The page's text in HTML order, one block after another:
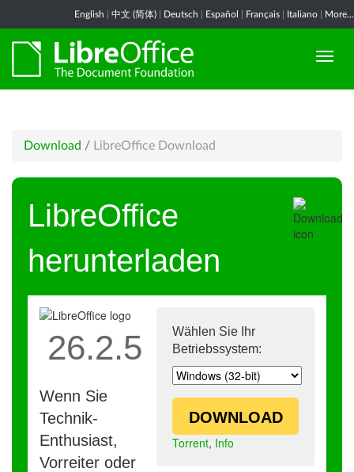
English 中文 (简体) Deutsch Español Français Italiano More...
Download / LibreOffice Download
LibreOffice
herunterladen
Wählen Sie Ihr
Betriebssystem:
DOWNLOAD
Torrent, Info
26.2.5
Wenn Sie
Technik-
Enthusiast,
Vorreiter oder